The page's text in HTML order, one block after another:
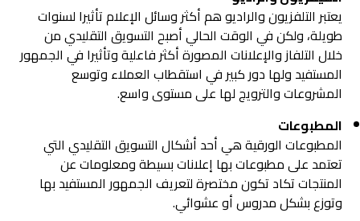
يعتبر التلفزيون والراديو هم أكثر وسائل الإعلام تأثيرا لسنوات
طويلة، ولكن في الوقت الحالي أصبح التسويق التقليدي من
خلال التلفاز والإعلانات المصورة أكثر فاعلية وتأثيرا في الجمهور
المستفيد ولها دور كبير في استقطاب العملاء وتوسع
المشروعات والترويج لها على مستوى واسع.
المطبوعات
المطبوعات الورقية هي أحد أشكال التسويق التقليدي التي
تعتمد على مطبوعات بها إعلانات بسيطة ومعلومات عن
المنتجات تكاد تكون مختصرة لتعريف الجمهور المستفيد بها
وتوزع بشكل مدروس أو عشوائي.